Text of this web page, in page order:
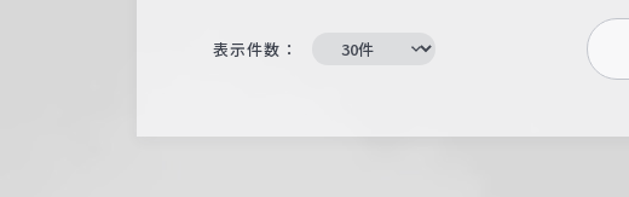
表示件数：